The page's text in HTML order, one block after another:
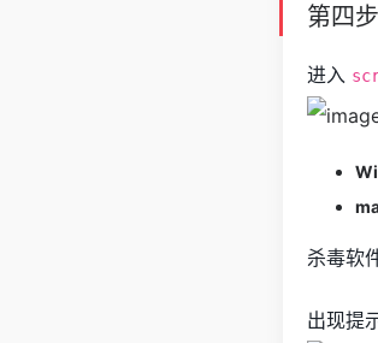
第四
进入
杀毒软
出现提